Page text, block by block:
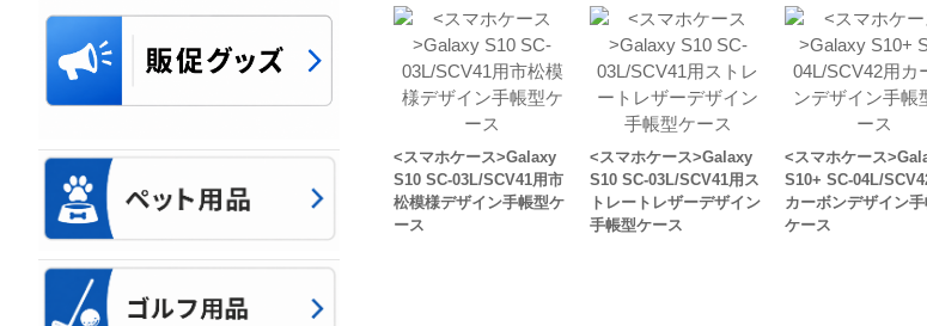
<スマホケース>Galaxy
S10 SC-03L/SCV41用市
松模様デザイン手帳型ケ
ース
<スマホケース>Galaxy
S10 SC-03L/SCV41用ス
トレートレザーデザイン
手帳型ケース
<スマホケース
S10+ SC-04L/
カーボンデザイン
ケース